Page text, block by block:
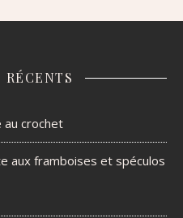
au crochet
aux framboises et spéculos